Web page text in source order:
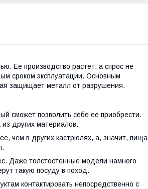
Ее производство растет, а спрос не
сроком эксплуатации. Основным
защищает металл от разрушения.
сможет позволить себе ее приобрести.
других материалов.
чем в других кастрюлях, а, значит, пища
Даже толстостенные модели намного
такую посуду в поход.
контактировать непосредственно с